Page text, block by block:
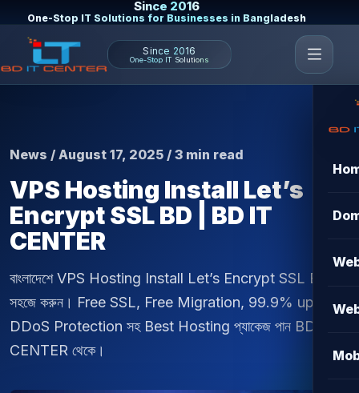
Since 2016
One-Stop IT Solutions for Businesses in Bangladesh
Since 2016
One-Stop IT Solutions
News / August 17, 2025 / 3 min read
VPS Hosting Install Let’s
Encrypt SSL BD | BD IT
CENTER
বাংলাদেশে VPS Hosting Install Let’s Encrypt SSL BD
সহজে করুন। Free SSL, Free Migration, 99.9% uptime,
DDoS Protection সহ Best Hosting প্যাকেজ পান BD IT
CENTER থেকে।